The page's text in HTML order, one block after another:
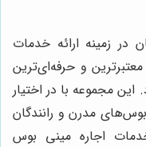
در زمینه ارائه خدمات
و حرفه‌ای‌ترین
مجموعه با در اختیار
مدرن و رانندگان
اجاره مینی بوس